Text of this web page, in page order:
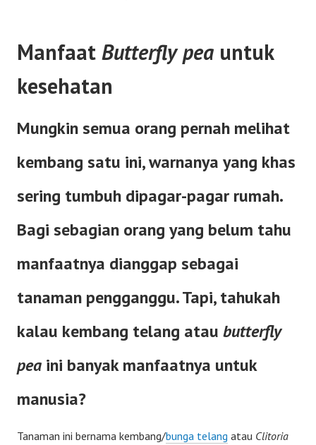
Manfaat Butterfly pea untuk
kesehatan
Mungkin semua orang pernah melihat
kembang satu ini, warnanya yang khas
sering tumbuh dipagar-pagar rumah.
Bagi sebagian orang yang belum tahu
manfaatnya dianggap sebagai
tanaman pengganggu. Tapi, tahukah
kalau kembang telang atau butterfly
pea ini banyak manfaatnya untuk
manusia?
Tanaman ini bernama kembang/bunga telang atau Clitoria